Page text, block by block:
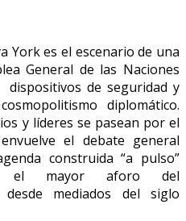
York es el escenario de una
General de las Naciones
de seguridad y
diplomático.
y líderes se pasean por el
el debate general
construida “a pulso”
el mayor aforo del
desde mediados del siglo